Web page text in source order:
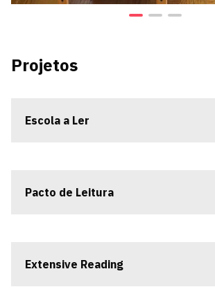
Projetos
Escola a Ler
Pacto de Leitura
Extensive Reading